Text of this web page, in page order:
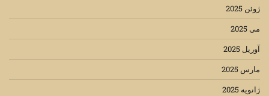
ژوئن 2025
می 2025
آوریل 2025
مارس 2025
ژانویه 2025